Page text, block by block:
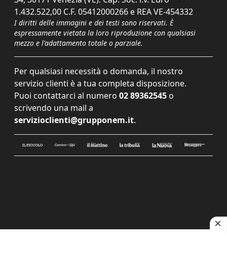
1.432.522,00 C.F. 05412000266 e REA VE-454332
I diritti delle immagini e dei testi sono riservati. È
espressamente vietata la loro riproduzione con qualsiasi
mezzo e l'adattamento totale o parziale.
Per qualsiasi necessità o domanda, il nostro
servizio clienti è a tua completa disposizione.
Puoi contattarci al numero 02 89362545 o
scrivendo una mail a
servizioclienti@grupponem.it.